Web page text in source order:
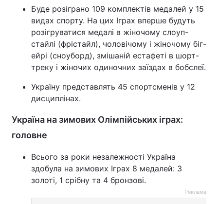
Буде розіграно 109 комплектів медалей у 15
видах спорту. На цих Іграх вперше будуть
розігруватися медалі в жіночому слоуп-
стайлі (фрістайл), чоловічому і жіночому біг-
ейрі (сноуборд), змішаній естафеті в шорт-
треку і жіночих одиночних заїздах в бобслеї.
Україну представлять 45 спортсменів у 12
дисциплінах.
Україна на зимових Олімпійських іграх:
головне
Всього за роки незалежності Україна
здобула на зимових Іграх 8 медалей: 3
золоті, 1 срібну та 4 бронзові.
Реклама